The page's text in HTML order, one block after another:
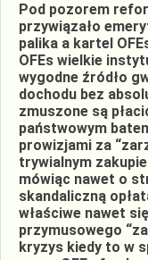
Pod pozorem
przywiązało
palika a kartel
OFEs wielkie
wygodne źródło
dochodu bez
zmuszone są
państwowym
prowizjami za
trywialnym
mówiąc nawet o
skandaliczną
właściwe nawet
przymusowego
kryzys kiedy to w